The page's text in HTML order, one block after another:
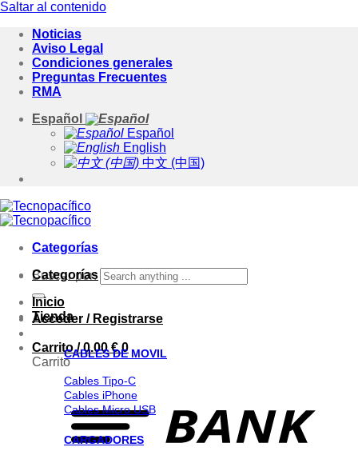
Saltar al contenido
Noticias
Aviso Legal
Condiciones generales
Preguntas Frecuentes
RMA
Español
Español
English
中文 (中国)
Categorías
Buscar por:
Acceder / Registrarse
Carrito /0.00€ 0
Carrito
Categorías
Inicio
Tienda
CABLES DE MOVIL
Cables Tipo-C
Cables iPhone
Cables Micro USB
CARGADORES